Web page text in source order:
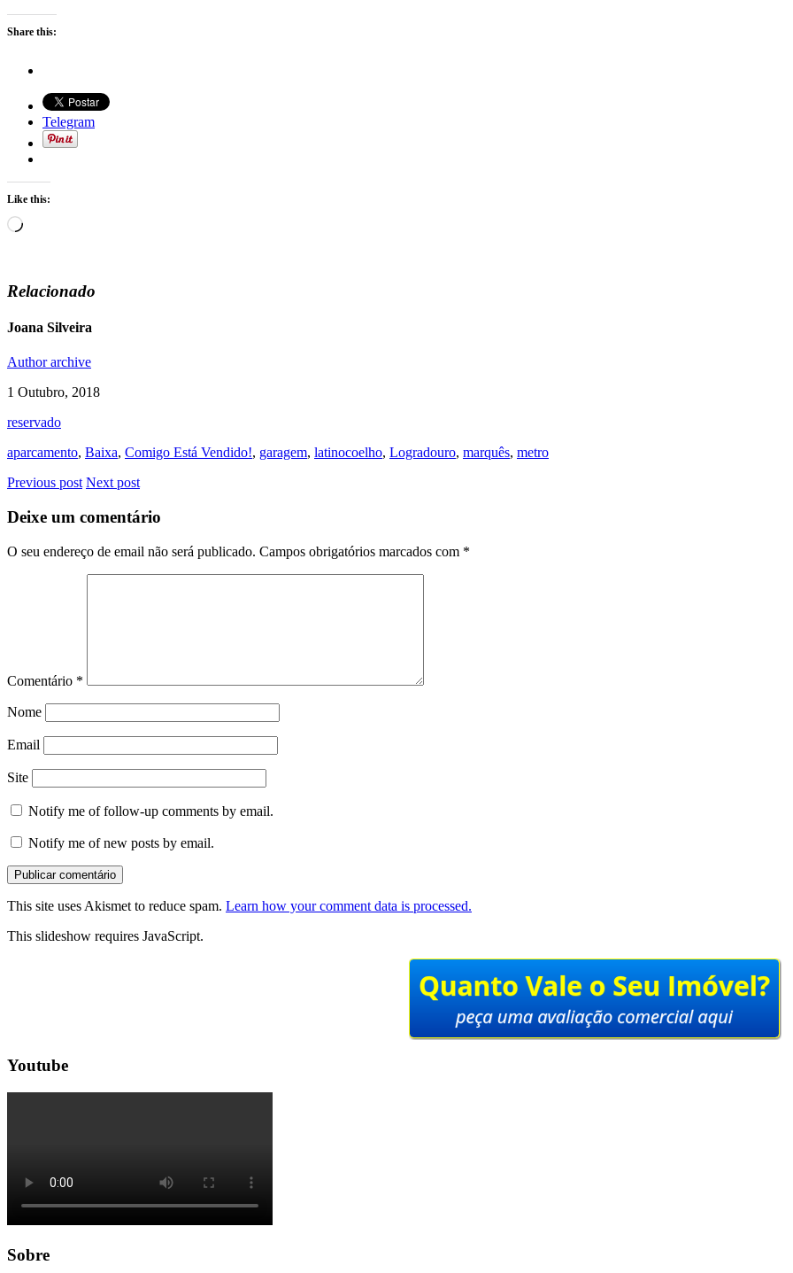
Share this:
Telegram
Like this:
Loading…
Relacionado
Joana Silveira
Author archive
1 Outubro, 2018
reservado
aparcamento, Baixa, Comigo Está Vendido‬!, garagem, latinocoelho, Logradouro, marquês, metro
Previous post Next post
Deixe um comentário
O seu endereço de email não será publicado. Campos obrigatórios marcados com *
Comentário *
Nome
Email
Site
Notify me of follow-up comments by email.
Notify me of new posts by email.
This site uses Akismet to reduce spam. Learn how your comment data is processed.
This slideshow requires JavaScript.
Youtube
Sobre